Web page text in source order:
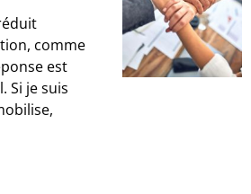
comme
est
Si je suis